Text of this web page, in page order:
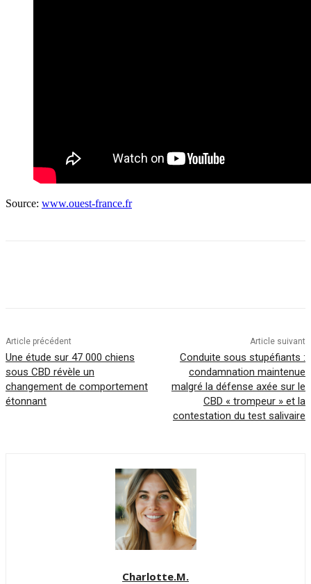
Source: www.ouest-france.fr
Article précédent
Une étude sur 47 000 chiens
sous CBD révèle un
changement de comportement
étonnant
Article suivant
Conduite sous stupéfiants :
condamnation maintenue
malgré la défense axée sur le
CBD « trompeur » et la
contestation du test salivaire
Charlotte.M.